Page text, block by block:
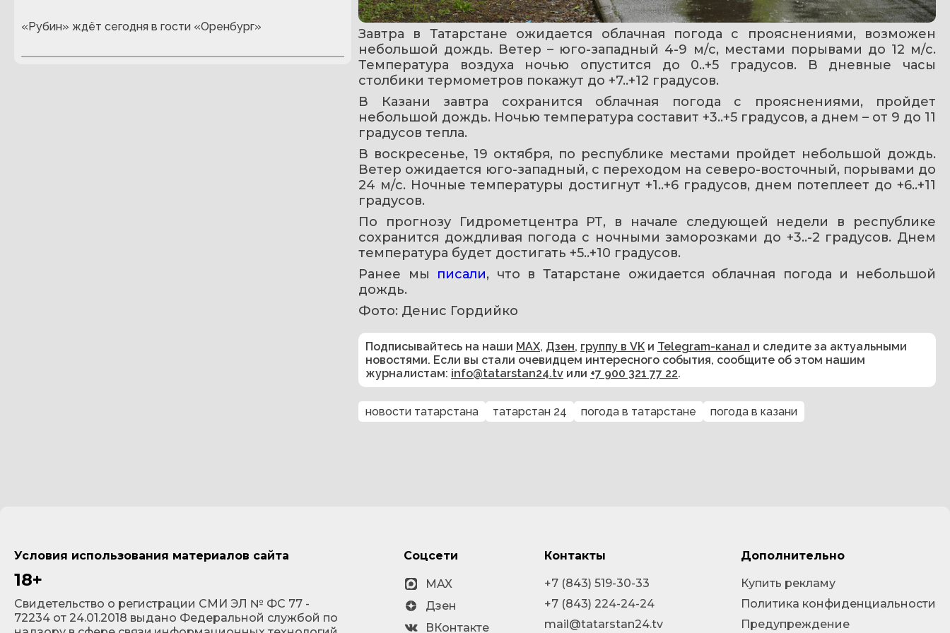
«Рубин» ждёт сегодня в гости «Оренбург»
Завтра в Татарстане ожидается облачная погода с прояснениями, возможен
небольшой дождь. Ветер – юго-западный 4-9 м/с, местами порывами до 12 м/с.
Температура воздуха ночью опустится до 0..+5 градусов. В дневные часы
столбики термометров покажут до +7..+12 градусов.
В Казани завтра сохранится облачная погода с прояснениями, пройдет
небольшой дождь. Ночью температура составит +3..+5 градусов, а днем – от 9 до 11
градусов тепла.
В воскресенье, 19 октября, по республике местами пройдет небольшой дождь.
Ветер ожидается юго-западный, с переходом на северо-восточный, порывами до
24 м/с. Ночные температуры достигнут +1..+6 градусов, днем потеплеет до +6..+11
градусов.
По прогнозу Гидрометцентра РТ, в начале следующей недели в республике
сохранится дождливая погода с ночными заморозками до +3..-2 градусов. Днем
температура будет достигать +5..+10 градусов.
Ранее мы писали, что в Татарстане ожидается облачная погода и небольшой
дождь.
Фото: Денис Гордийко
Подписывайтесь на наши MAX, Дзен, группу в VK и Telegram-канал и следите за актуальными
новостями. Если вы стали очевидцем интересного события, сообщите об этом нашим
журналистам: info@tatarstan24.tv или +7 900 321 77 22.
новости татарстана татарстан 24 погода в татарстане погода в казани
Условия использования материалов сайта
18+
Cвидетельство о регистрации СМИ ЭЛ № ФС 77 -
72234 от 24.01.2018 выдано Федеральной службой по
Соцсети
MAX
Дзен
ВКонтакте
Контакты
+7 (843) 519-30-33
+7 (843) 224-24-24
mail@tatarstan24.tv
Дополнительно
Купить рекламу
Политика конфиденциальности
Предупреждение